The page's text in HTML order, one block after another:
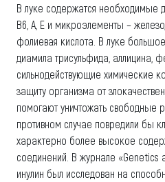
В луке содержатся необходимые
В6, А, Е и микроэлементы –
фолиевая кислота. В луке
диамила трисульфида, аллицина,
сильнодействующие химические
защиту организма от
помогают уничтожать свободные
противном случае повредили бы
характерно более высокое
соединений. В журнале
инулин был исследован на